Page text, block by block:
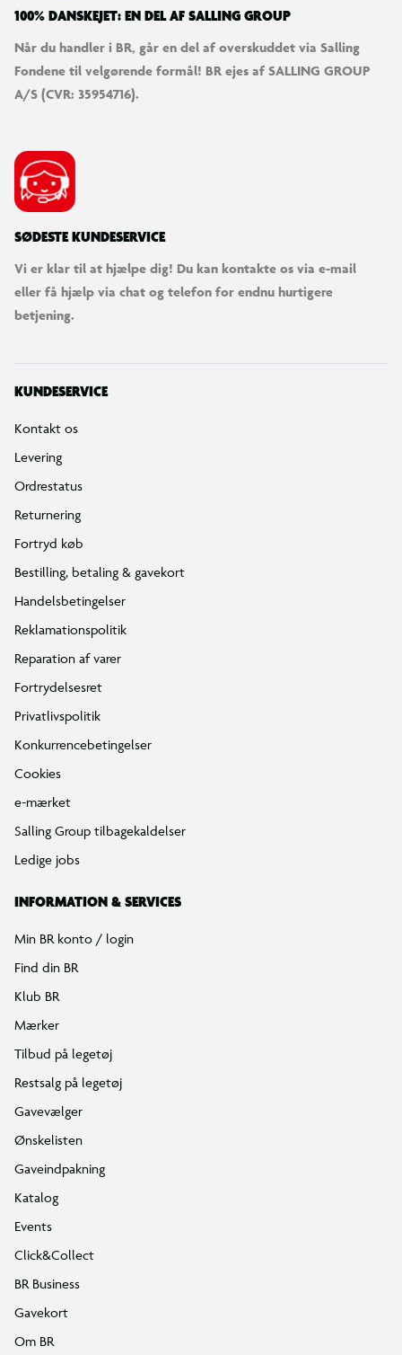
100% DANSKEJET: EN DEL AF SALLING GROUP
Når du handler i BR, går en del af overskuddet via Salling
Fondene til velgørende formål! BR ejes af SALLING GROUP
A/S (CVR: 35954716).
SØDESTE KUNDESERVICE
Vi er klar til at hjælpe dig! Du kan kontakte os via e-mail
eller få hjælp via chat og telefon for endnu hurtigere
betjening.
KUNDESERVICE
Kontakt os
Levering
Ordrestatus
Returnering
Fortryd køb
Bestilling, betaling & gavekort
Handelsbetingelser
Reklamationspolitik
Reparation af varer
Fortrydelsesret
Privatlivspolitik
Konkurrencebetingelser
Cookies
e-mærket
Salling Group tilbagekaldelser
Ledige jobs
INFORMATION & SERVICES
Min BR konto / login
Find din BR
Klub BR
Mærker
Tilbud på legetøj
Restsalg på legetøj
Gavevælger
Ønskelisten
Gaveindpakning
Katalog
Events
Click&Collect
BR Business
Gavekort
Om BR